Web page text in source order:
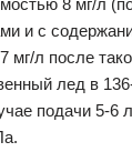
8 мг/л
и с
мг/л после
лед в
подачи 5-6